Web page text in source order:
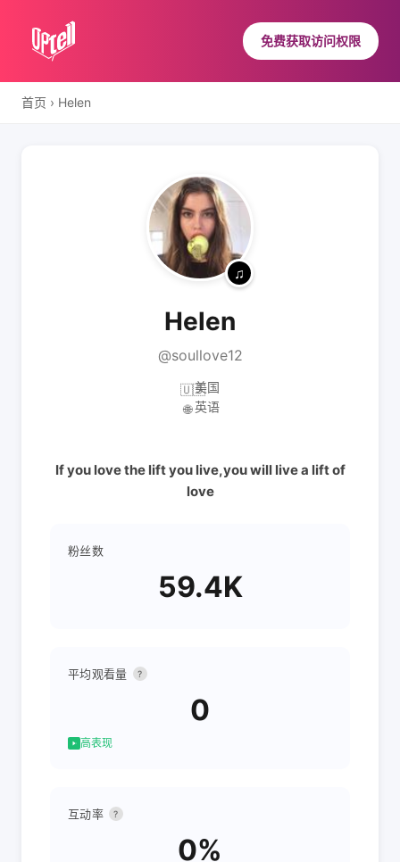
免费获取访问权限
首页 › Helen
Helen
@soullove12
🇺🇸美国
🌐 英语
If you love the lift you live,you will live a lift of
love
粉丝数
59.4K
平均观看量 ?
0
高表现
互动率 ?
0%